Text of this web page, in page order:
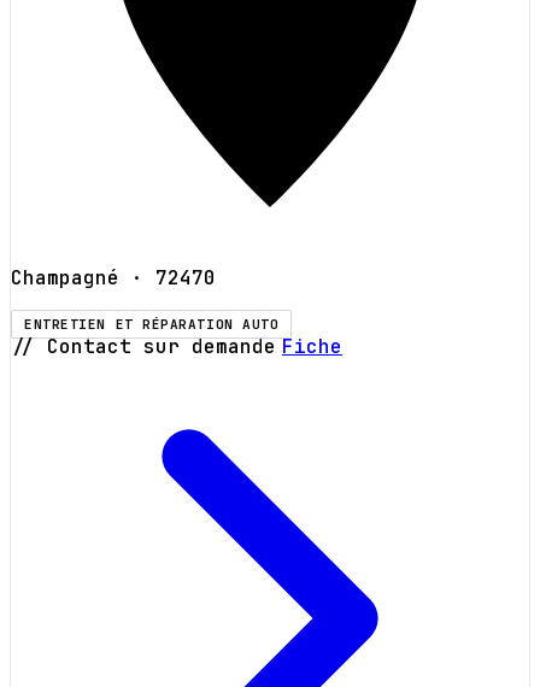
Champagné · 72470
ENTRETIEN ET RÉPARATION AUTO
// Contact sur demande Fiche